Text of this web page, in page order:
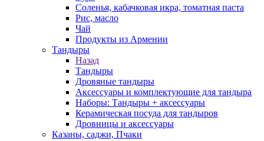
Соленья, кабачковая икра, томатная паста
Рис, масло
Чай
Продукты из Армении
Тандыры
Назад
Тандыры
Дровяные тандыры
Аксессуары и комплектующие для тандыра
Наборы: Тандыры + аксессуары
Керамическая посуда для тандыров
Дровницы и аксессуары
Казаны, саджи, Пчаки